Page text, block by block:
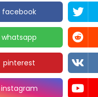
facebook
whatsapp
pinterest
instagram